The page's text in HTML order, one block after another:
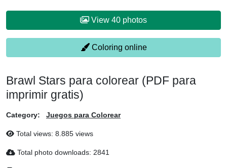
View 40 photos
Coloring online
Brawl Stars para colorear (PDF para
imprimir gratis)
Category: Juegos para Colorear
Total views: 8.885 views
Total photo downloads: 2841